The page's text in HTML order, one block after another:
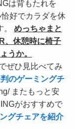
は背もたれを
好でカラダを休
。 めっちゃまと
休憩時に椅子
うか。
ぜひ見比べてみ
のゲーミングチ
またもっと安
がおすすめで
グチェアを紹介